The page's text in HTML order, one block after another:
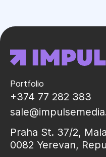
Portfolio
+374 77 282 383
Praha St. 37/2,
0082 Yerevan,